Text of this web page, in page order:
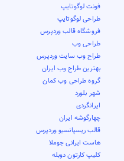
فونت لوگوتایپ
طراحی لوگوتایپ
فروشگاه قالب وردپرس
طراحی وب
طراح وب سایت وردپرس
بهترین طراح وب ایران
گروه طراحی وب کمان
شهر بلورد
ایرانگردی
چهارگوشه ایران
قالب ریسپانسیو وردپرس
هاست ایرانی جوملا
کلیپ کارتون دوبله